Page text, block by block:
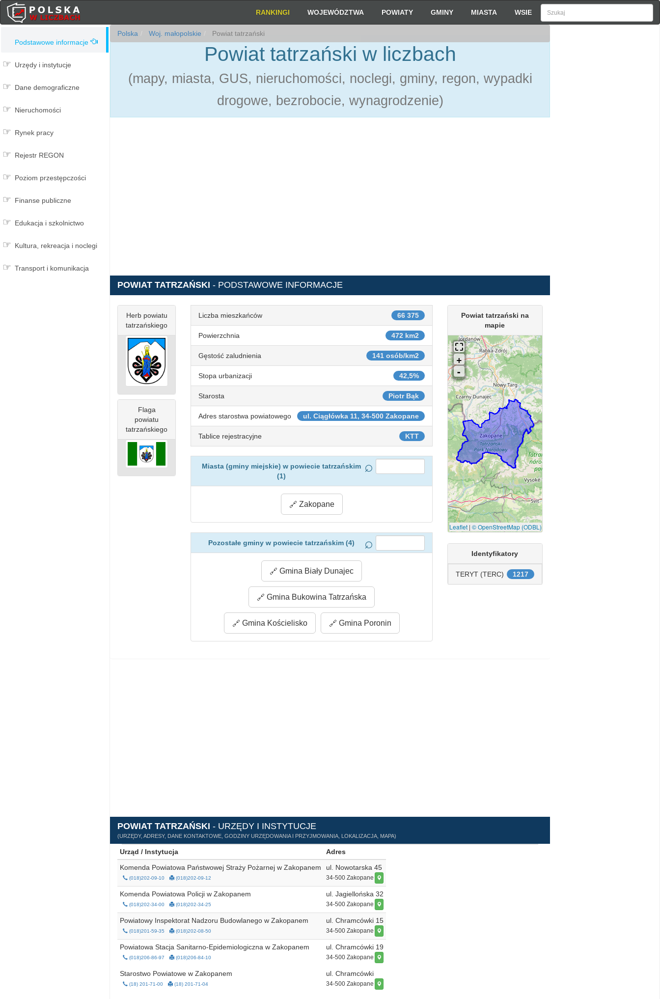
RANKINGI WOJEWÓDZTWA POWIATY GMINY MIASTA WSIE
Podstawowe informacje
Urzędy i instytucje
Dane demograficzne
Nieruchomości
Rynek pracy
Rejestr REGON
Poziom przestępczości
Finanse publiczne
Edukacja i szkolnictwo
Kultura, rekreacja i noclegi
Transport i komunikacja
Polska Woj. małopolskie Powiat tatrzański
Powiat tatrzański w liczbach
(mapy, miasta, GUS, nieruchomości, noclegi, gminy, regon, wypadki
drogowe, bezrobocie, wynagrodzenie)
POWIAT TATRZAŃSKI - PODSTAWOWE INFORMACJE
66 375
Liczba mieszkańców
472 km2
Powierzchnia
141 osób/km2
Gęstość zaludnienia
42,5%
Stopa urbanizacji
Piotr Bąk
Starosta
ul. Ciągłówka 11, 34-500 Zakopane
Adres starostwa powiatowego
KTT
Tablice rejestracyjne
Miasta (gminy miejskie) w powiecie tatrzańskim
(1)
Zakopane
Pozostałe gminy w powiecie tatrzańskim (4)
Gmina Biały Dunajec
Gmina Bukowina Tatrzańska
Gmina Kościelisko Gmina Poronin
Powiat tatrzański na
mapie
Leaflet| © OpenStreetMap (ODBL)
Identyfikatory
1217
TERYT (TERC)
Herb powiatu
tatrzańskiego
Flaga
powiatu
tatrzańskiego
POWIAT TATRZAŃSKI - URZĘDY I INSTYTUCJE
(URZĘDY, ADRESY, DANE KONTAKTOWE, GODZINY URZĘDOWANIA I PRZYJMOWANIA, LOKALIZACJA, MAPA)
Urząd / Instytucja
Adres
Komenda Powiatowa Państwowej Straży Pożarnej w Zakopanem
(018)202-09-10 (018)202-09-12
ul. Nowotarska 45
34-500 Zakopane
Komenda Powiatowa Policji w Zakopanem
(018)202-34-00 (018)202-34-25
ul. Jagiellońska 32
34-500 Zakopane
Powiatowy Inspektorat Nadzoru Budowlanego w Zakopanem
(018)201-59-35 (018)202-08-50
ul. Chramcówki 15
34-500 Zakopane
Powiatowa Stacja Sanitarno-Epidemiologiczna w Zakopanem
(018)206-86-97 (018)206-84-10
ul. Chramcówki 19
34-500 Zakopane
Starostwo Powiatowe w Zakopanem
(18) 201-71-00 (18) 201-71-04
ul. Chramcówki
34-500 Zakopane